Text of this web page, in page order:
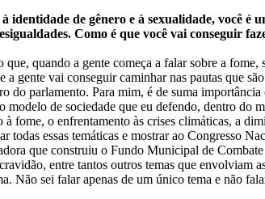
identidade de gênero e à sexualidade, você
Como é que você vai conseguir
quando a gente começa a falar sobre a fome,
gente vai conseguir caminhar nas pautas que
do parlamento. Para mim, é de suma
de sociedade que eu defendo, dentro
fome, o enfrentamento às crises climáticas, a
todas essas temáticas e mostrar ao Congresso
que construiu o Fundo Municipal de
entre tantos outros temas que
Não sei falar apenas de um único tema e não